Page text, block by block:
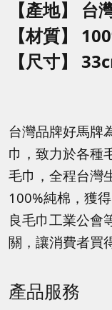
【產地】 台
【材質】
【尺寸】
台灣品牌好馬牌
巾，致力於各種
毛巾，全程台灣
100%純棉，獲
良毛巾工業公會
關，讓消費者買
產品服務